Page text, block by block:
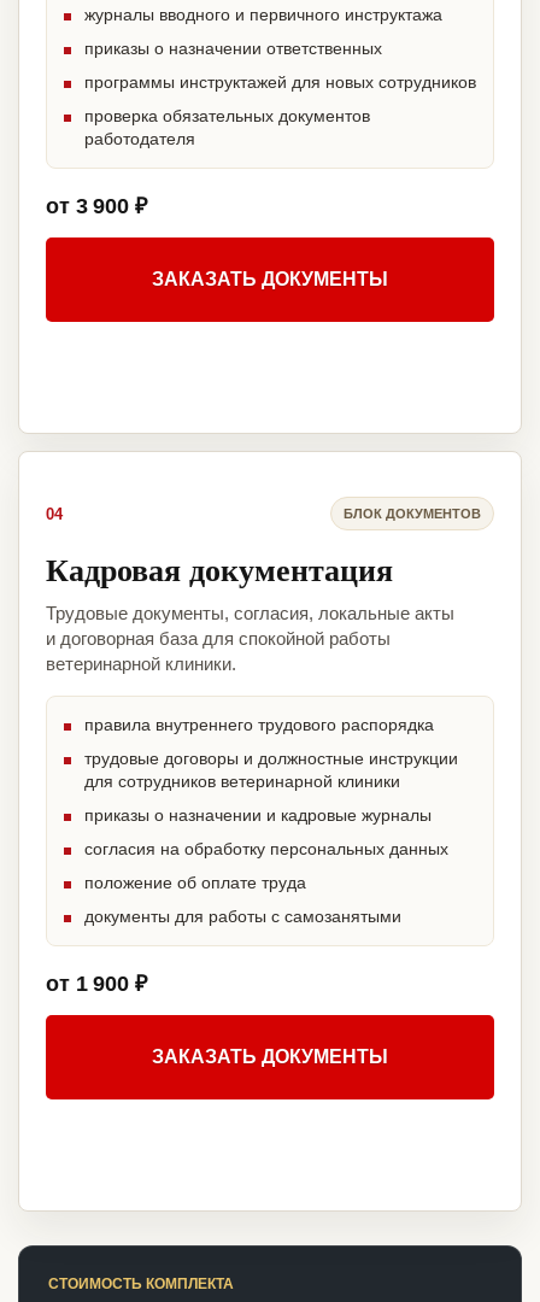
журналы вводного и первичного инструктажа
приказы о назначении ответственных
программы инструктажей для новых сотрудников
проверка обязательных документов
работодателя
от 3 900 ₽
ЗАКАЗАТЬ ДОКУМЕНТЫ
04 БЛОК ДОКУМЕНТОВ
Кадровая документация
Трудовые документы, согласия, локальные акты
и договорная база для спокойной работы
ветеринарной клиники.
правила внутреннего трудового распорядка
трудовые договоры и должностные инструкции
для сотрудников ветеринарной клиники
приказы о назначении и кадровые журналы
согласия на обработку персональных данных
положение об оплате труда
документы для работы с самозанятыми
от 1 900 ₽
ЗАКАЗАТЬ ДОКУМЕНТЫ
СТОИМОСТЬ КОМПЛЕКТА